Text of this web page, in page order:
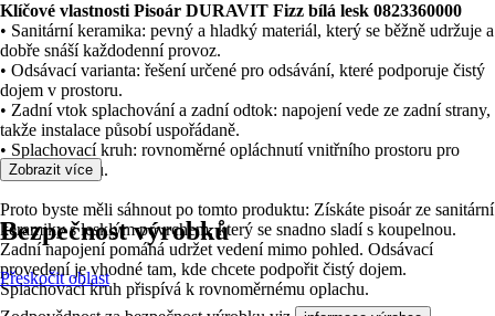
Klíčové vlastnosti Pisoár DURAVIT Fizz bílá lesk 0823360000
• Sanitární keramika: pevný a hladký materiál, který se běžně udržuje a
dobře snáší každodenní provoz.
• Odsávací varianta: řešení určené pro odsávání, které podporuje čistý
dojem v prostoru.
• Zadní vtok splachování a zadní odtok: napojení vede ze zadní strany,
takže instalace působí uspořádaně.
• Splachovací kruh: rovnoměrné opláchnutí vnitřního prostoru pro
jistější hygienu.
Proto byste měli sáhnout po tomto produktu: Získáte pisoár ze sanitární
keramiky s lesklým povrchem, který se snadno sladí s koupelnou.
Zadní napojení pomáhá udržet vedení mimo pohled. Odsávací
provedení je vhodné tam, kde chcete podpořit čistý dojem.
Splachovací kruh přispívá k rovnoměrnému oplachu.
Zobrazit více
Bezpečnost výrobků
Přeskočit oblast